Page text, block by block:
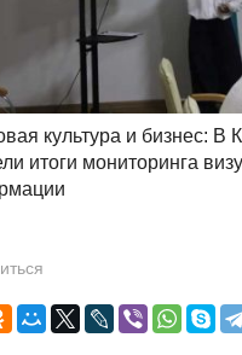
культура и бизнес: В
итоги мониторинга